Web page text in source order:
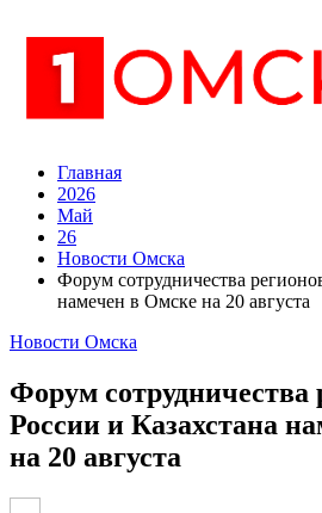
Главная
2026
Май
26
Новости Омска
Форум сотрудничества
намечен в Омске на 20 августа
Новости Омска
Форум сотрудничества
России и Казахстана
на 20 августа